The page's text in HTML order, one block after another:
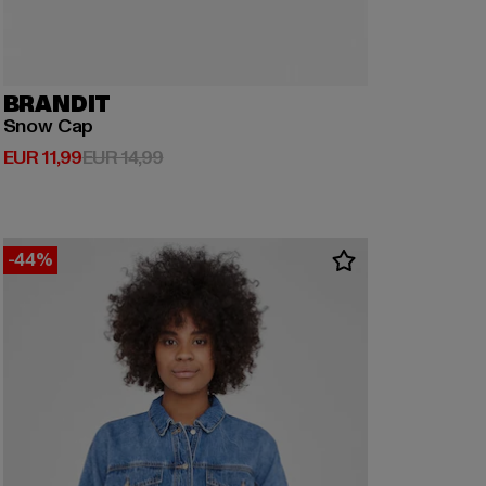
BRANDIT
Snow Cap
EUR 11,99
Derzeitiger Preis: EUR 11,99
EUR 14,99Aktionspreis: EUR 14,99
-44%